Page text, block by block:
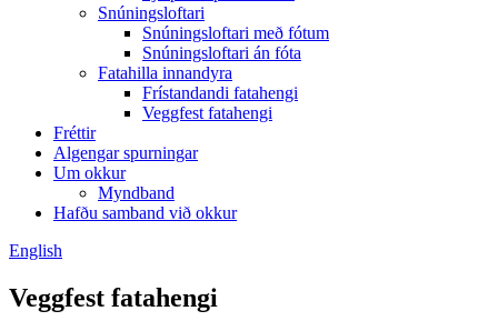
Snúningsloftari
Snúningsloftari með fótum
Snúningsloftari án fóta
Fatahilla innandyra
Frístandandi fatahengi
Veggfest fatahengi
Fréttir
Algengar spurningar
Um okkur
Myndband
Hafðu samband við okkur
English
Veggfest fatahengi